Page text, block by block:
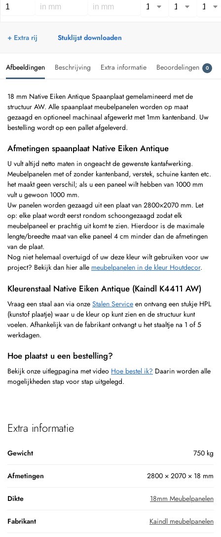
+ Extra rij Stuklijst downloaden
Afbeeldingen Beschrijving Extra informatie Beoordelingen 0
18 mm Native Eiken Antique Spaanplaat gemelamineerd met de
structuur AW. Alle spaanplaat meubelpanelen worden op maat
gezaagd en optioneel machinaal afgewerkt met 1mm kantenband. Uw
bestelling wordt op een pallet afgeleverd.
Afmetingen spaanplaat Native Eiken Antique
U vult altijd netto maten in ongeacht de gewenste kantafwerking.
Meubelpanelen met of zonder kantenband, verstek, schuine kanten etc.
het maakt geen verschil; als u een paneel wilt hebben van 1000 mm
vult u gewoon 1000 mm.
Uw panelen worden gezaagd uit een plaat van 2800×2070 mm. Let
op: elke plaat wordt eerst rondom schoongezaagd zodat elk
meubelpaneel er prachtig uit komt te zien. Hierdoor is de maximale
lengte/breedte maat van elke paneel 4 cm minder dan de afmetingen
van de plaat.
Nog niet helemaal overtuigd of uw deze kleur wilt gebruiken voor uw
project? Bekijk dan hier alle meubelpanelen in de kleur Houtdecor.
Kleurenstaal Native Eiken Antique (Kaindl K4411 AW)
Vraag een staal aan via onze Stalen Service en ontvang een stukje HPL
(kunstof plaatje) waar u de kleur op kunt zien en de structuur kunt
voelen. Afhankelijk van de fabrikant ontvangt u het staaltje na 1 of 5
werkdagen.
Hoe plaatst u een bestelling?
Bekijk onze uitlegpagina met video Hoe bestel ik? Daarin worden alle
mogelijkheden stap voor stap uitgelegd.
Extra informatie
Gewicht 750 kg
Afmetingen 2800 × 2070 × 18 mm
Dikte 18mm Meubelpanelen
Fabrikant Kaindl meubelpanelen